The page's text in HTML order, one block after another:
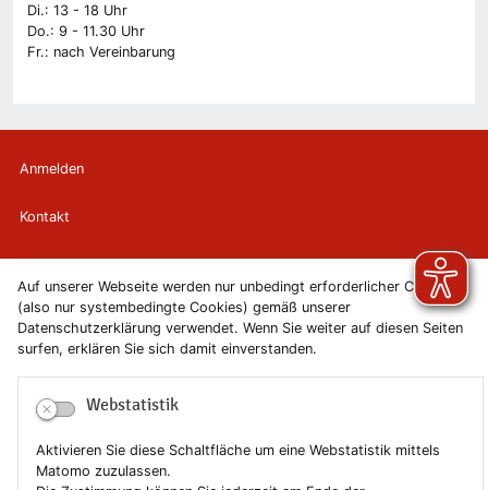
Auf unserer Webseite werden nur unbedingt erforderlicher Cookies
(also nur systembedingte Cookies) gemäß unserer
Datenschutzerklärung verwendet. Wenn Sie weiter auf diesen Seiten
surfen, erklären Sie sich damit einverstanden.
Webstatistik
Aktivieren Sie diese Schaltfläche um eine Webstatistik mittels
Matomo zuzulassen.
Di.: 13 - 18 Uhr
Do.: 9 - 11.30 Uhr
Fr.: nach Vereinbarung
Anmelden
Kontakt
Newsletterabmeldung
Datenschutzerklärung
Erklärung zur Barrierefreiheit